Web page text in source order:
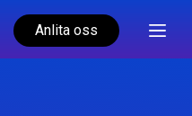
Anlita oss